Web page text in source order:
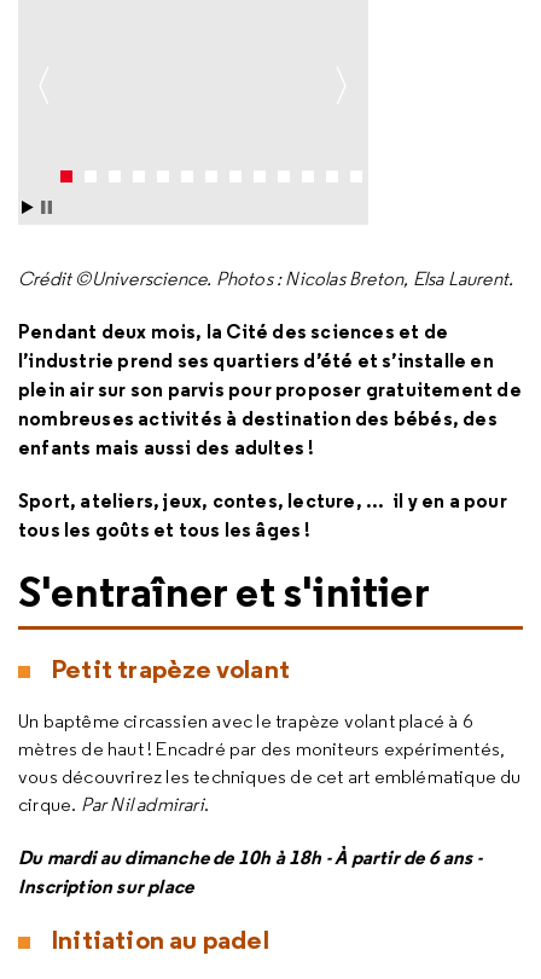
Crédit ©Universcience. Photos : Nicolas Breton, Elsa Laurent.
Pendant deux mois, la Cité des sciences et de
l’industrie prend ses quartiers d’été et s’installe en
plein air sur son parvis pour proposer gratuitement de
nombreuses activités à destination des bébés, des
enfants mais aussi des adultes !
Sport, ateliers, jeux, contes, lecture, ... il y en a pour
tous les goûts et tous les âges !
S'entraîner et s'initier
Petit trapèze volant
Un baptême circassien avec le trapèze volant placé à 6
mètres de haut ! Encadré par des moniteurs expérimentés,
vous découvrirez les techniques de cet art emblématique du
cirque. Par Nil admirari.
Du mardi au dimanche de 10h à 18h - À partir de 6 ans -
Inscription sur place
Initiation au padel